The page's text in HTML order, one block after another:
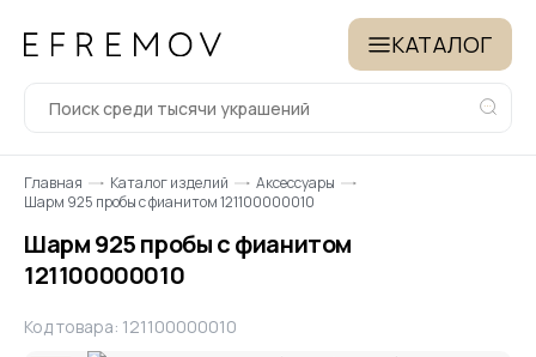
КАТАЛОГ
Главная Каталог изделий
Аксессуары
Шарм 925 пробы с фианитом 121100000010
Шарм 925 пробы с фианитом
121100000010
Код товара: 121100000010